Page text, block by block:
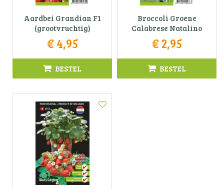
Aardbei Grandian F1
(grootvruchtig)
€ 4,95
BESTEL
Broccoli Groene
Calabrese Natalino
€ 2,95
BESTEL